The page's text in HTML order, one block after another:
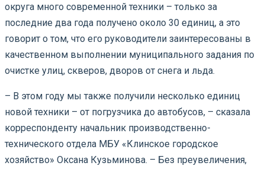
округа много современной техники – только за
последние два года получено около 30 единиц, а это
говорит о том, что его руководители заинтересованы в
качественном выполнении муниципального задания по
очистке улиц, скверов, дворов от снега и льда.
– В этом году мы также получили несколько единиц
новой техники – от погрузчика до автобусов, – сказала
корреспонденту начальник производственно-
технического отдела МБУ «Клинское городское
хозяйство» Оксана Кузьминова. – Без преувеличения,